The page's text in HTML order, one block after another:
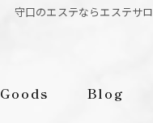
守口のエステならエステサ
Goods Blog